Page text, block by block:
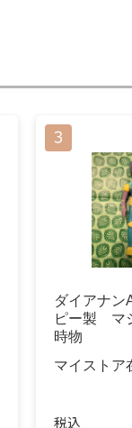
ダイアナ
ピー製 マ
時物
マイストア
税込